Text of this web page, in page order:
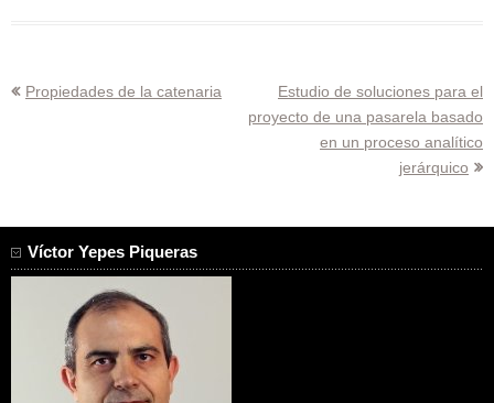
Navegación
Propiedades de la catenaria
Estudio de soluciones para el
proyecto de una pasarela basado
en un proceso analítico
jerárquico
Víctor Yepes Piqueras